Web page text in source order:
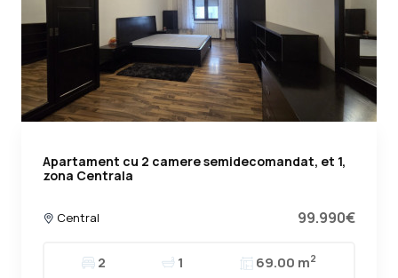
Apartament cu 2 camere semidecomandat, et 1,
zona Centrala
Central 99.990€
2 1 69.00 m2